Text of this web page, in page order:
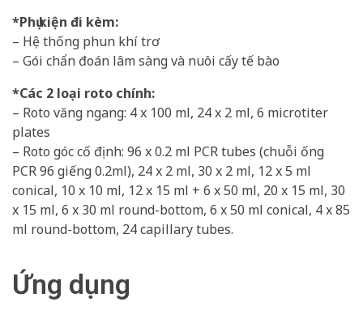
*Phụ kiện đi kèm:
– Hệ thống phun khí trơ
– Gói chẩn đoán lâm sàng và nuôi cấy tế bào
*Các 2 loại roto chính:
– Roto văng ngang: 4 x 100 ml, 24 x 2 ml, 6 microtiter
plates
– Roto góc cố định: 96 x 0.2 ml PCR tubes (chuỗi ống
PCR 96 giếng 0.2ml), 24 x 2 ml, 30 x 2 ml, 12 x 5 ml
conical, 10 x 10 ml, 12 x 15 ml + 6 x 50 ml, 20 x 15 ml, 30
x 15 ml, 6 x 30 ml round-bottom, 6 x 50 ml conical, 4 x 85
ml round-bottom, 24 capillary tubes.
Ứng dụng